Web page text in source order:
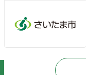
市政情報